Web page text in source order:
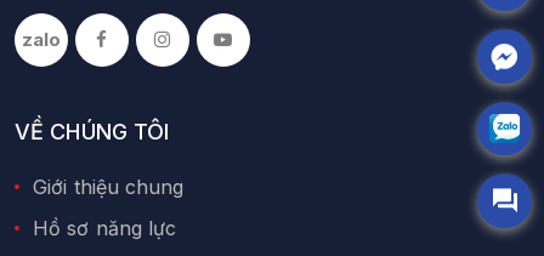
zalo
VỀ CHÚNG TÔI
Giới thiệu chung
Hồ sơ năng lực